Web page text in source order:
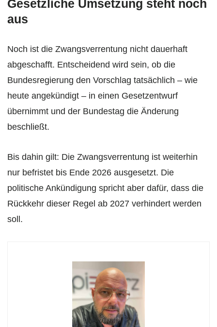
Gesetzliche Umsetzung steht noch
aus
Noch ist die Zwangsverrentung nicht dauerhaft
abgeschafft. Entscheidend wird sein, ob die
Bundesregierung den Vorschlag tatsächlich – wie
heute angekündigt – in einen Gesetzentwurf
übernimmt und der Bundestag die Änderung
beschließt.
Bis dahin gilt: Die Zwangsverrentung ist weiterhin
nur befristet bis Ende 2026 ausgesetzt. Die
politische Ankündigung spricht aber dafür, dass die
Rückkehr dieser Regel ab 2027 verhindert werden
soll.